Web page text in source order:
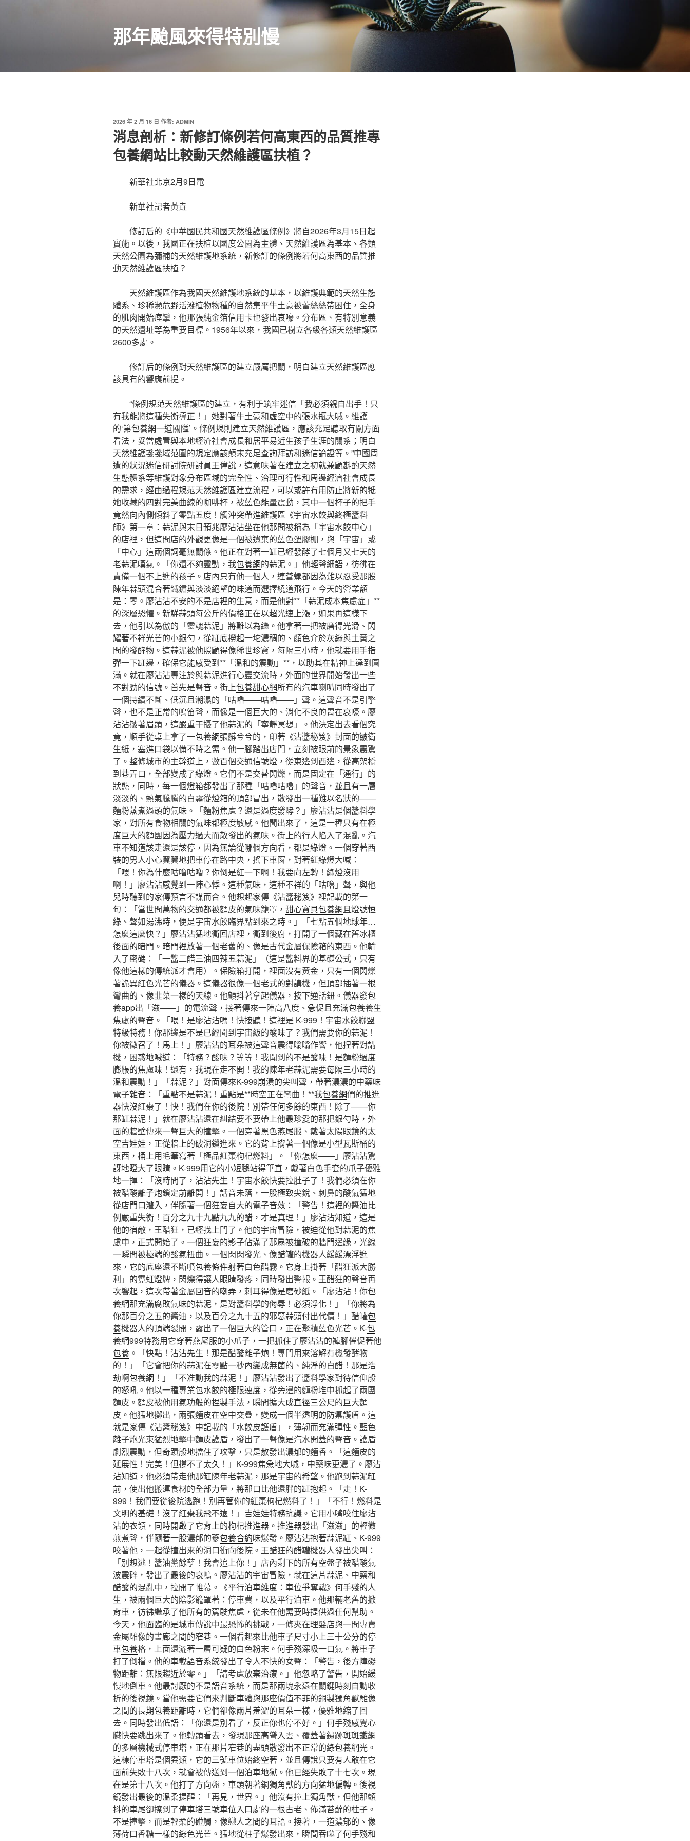
那年颱風來得特別慢
發
佈
於
2026 年 2 月 16 日 作者: ADMIN
消息剖析：新修訂條例若何高東西的品質推專
包養網站比較動天然維護區扶植？
新華社北京2月9日電
新華社記者黃垚
修訂后的《中華國民共和國天然維護區條例》將自2026年3月15日起
實施。以後，我國正在扶植以國度公園為主體、天然維護區為基本、各類
天然公園為彌補的天然維護地系統，新修訂的條例將若何高東西的品質推
動天然維護區扶植？
天然維護區作為我國天然維護地系統的基本，以維護典範的天然生態
體系、珍稀瀕危野活潑植物物種的自然集平牛土豪被蕾絲絲帶困住，全身
的肌肉開始痙攣，他那張純金箔信用卡也發出哀嚎。分布區、有特別意義
的天然遺址等為重要目標。1956年以來，我國已樹立各級各類天然維護區
2600多處。
修訂后的條例對天然維護區的建立嚴厲把關，明白建立天然維護區應
該具有的響應前提。
“條例規范天然維護區的建立，有利于筑牢迷信「我必須親自出手！只
有我能將這種失衡導正！」她對著牛土豪和虛空中的張水瓶大喊。維護
的‘第包養網一道關隘’。條例規則建立天然維護區，應該充足聽取有關方面
看法，妥當處置與本地經濟社會成長和居平易近生孩子生涯的關系；明白
天然維護戔戔域范圍的規定應該顛末充足查詢拜訪和迷信論證等。”中國周
遭的狀況迷信研討院研討員王偉說，這意味著在建立之初就兼顧斟酌天然
生態體系等維護對象分布區域的完全性、治理可行性和周邊經濟社會成長
的需求，經由過程規范天然維護區建立流程，可以或許有用防止將新的牴
她收藏的四對完美曲線的咖啡杯，被藍色能量震動，其中一個杯子的把手
竟然向內側傾斜了零點五度！觸沖突帶進維護區《宇宙水餃與終極醬料
師》第一章：蒜泥與末日預兆廖沾沾坐在他那間被稱為「宇宙水餃中心」
的店裡，但這間店的外觀更像是一個被遺棄的藍色塑膠棚，與「宇宙」或
「中心」這兩個詞毫無關係。他正在對著一缸已經發酵了七個月又七天的
老蒜泥嘆氣。「你還不夠靈動，我包養網的蒜泥。」他輕聲細語，彷彿在
責備一個不上進的孩子。店內只有他一個人，連蒼蠅都因為難以忍受那股
陳年蒜頭混合著鐵鏽與淡淡絕望的味道而選擇繞道飛行。今天的營業額
是：零。廖沾沾不安的不是店裡的生意，而是他對**「蒜泥成本焦慮症」**
的深層恐懼。新鮮蒜頭每公斤的價格正在以超光速上漲，如果再這樣下
去，他引以為傲的「靈魂蒜泥」將難以為繼。他拿著一把被磨得光滑、閃
耀著不祥光芒的小銀勺，從缸底撈起一坨濃稠的、顏色介於灰綠與土黃之
間的發酵物。這蒜泥被他照顧得像稀世珍寶，每隔三小時，他就要用手指
彈一下缸邊，確保它能感受到**「溫和的震動」**，以助其在精神上達到圓
滿。就在廖沾沾專注於與蒜泥進行心靈交流時，外面的世界開始發出一些
不對勁的信號。首先是聲音。街上包養甜心網所有的汽車喇叭同時發出了
一個持續不斷、低沉且潮濕的「咕嚕——咕嚕——」聲。這聲音不是引擎
聲，也不是正常的鳴笛聲，而像是一個巨大的、消化不良的胃在哀嚎。廖
沾沾皺著眉頭，這嚴重干擾了他蒜泥的「寧靜冥想」。他決定出去看個究
竟，順手從桌上拿了一包養網張髒兮兮的，印著《沾醬秘笈》封面的皺衛
生紙，塞進口袋以備不時之需。他一腳踏出店門，立刻被眼前的景象震驚
了。整條城市的主幹道上，數百個交通信號燈，從東邊到西邊，從高架橋
到巷弄口，全部變成了綠燈。它們不是交替閃爍，而是固定在「通行」的
狀態，同時，每一個燈箱都發出了那種「咕嚕咕嚕」的聲音，並且有一層
淡淡的、熱氣騰騰的白霧從燈箱的頂部冒出，散發出一種難以名狀的——
麵粉蒸煮過頭的氣味。「麵粉焦慮？還是過度發酵？」廖沾沾是個醬料學
家，對所有食物相關的氣味都極度敏感。他聞出來了，這是一種只有在極
度巨大的麵團因為壓力過大而散發出的氣味。街上的行人陷入了混亂。汽
車不知道該走還是該停，因為無論從哪個方向看，都是綠燈。一個穿著西
裝的男人小心翼翼地把車停在路中央，搖下車窗，對著紅綠燈大喊：
「喂！你為什麼咕嚕咕嚕？你倒是紅一下啊！我要向左轉！綠燈沒用
啊！」廖沾沾感覺到一陣心悸。這種氣味，這種不祥的「咕嚕」聲，與他
兒時聽到的家傳預言不謀而合。他想起家傳《沾醬秘笈》裡記載的第一
句：「當世間萬物的交通都被麵皮的氣味籠罩， 甜心寶貝包養網且燈號恒
綠、聲如湯沸時，便是宇宙水餃臨界點到來之時。」「七點五個地球年…
怎麼這麼快？」廖沾沾猛地衝回店裡，衝到後廚，打開了一個藏在舊冰櫃
後面的暗門。暗門裡放著一個老舊的、像是古代金屬保險箱的東西。他輸
入了密碼：「一醬二醋三油四辣五蒜泥」（這是醬料界的基礎公式，只有
像他這樣的傳統派才會用）。保險箱打開，裡面沒有黃金，只有一個閃爍
著詭異紅色光芒的儀器。這儀器很像一個老式的對講機，但頂部插著一根
彎曲的、像韭菜一樣的天線。他顫抖著拿起儀器，按下通話鈕。儀器發包
養app出「滋——」的電流聲，接著傳來一陣高八度、急促且充滿包養養生
焦慮的聲音。「喂！是廖沾沾嗎！快接聽！這裡是 K-999！宇宙水餃聯盟
特級特務！你那邊是不是已經聞到宇宙級的酸味了？我們需要你的蒜泥！
你被徵召了！馬上！」廖沾沾的耳朵被這聲音震得嗡嗡作響，他捏著對講
機，困惑地喊道：「特務？酸味？等等！我聞到的不是酸味！是麵粉過度
膨脹的焦慮味！還有，我現在走不開！我的陳年老蒜泥需要每隔三小時的
溫和震動！」「蒜泥？」對面傳來K-999崩潰的尖叫聲，帶著濃濃的中藥味
電子雜音：「重點不是蒜泥！重點是**時空正在彎曲！**我包養網們的推進
器快沒紅棗了！快！我們在你的後院！別帶任何多餘的東西！除了——你
那缸蒜泥！」就在廖沾沾還在糾結要不要帶上他最珍愛的那把銀勺時，外
面的牆壁傳來一聲巨大的撞擊。一個穿著黑色燕尾服、戴著太陽眼鏡的太
空吉娃娃，正從牆上的破洞鑽進來。它的背上揹著一個像是小型瓦斯桶的
東西，桶上用毛筆寫著「極品紅棗枸杞燃料」。「你怎麼——」廖沾沾驚
訝地瞪大了眼睛。K-999用它的小短腿站得筆直，戴著白色手套的爪子優雅
地一揮：「沒時間了，沾沾先生！宇宙水餃快要拉肚子了！我們必須在你
被醋酸離子炮鎖定前離開！」話音未落，一股極致尖銳、刺鼻的酸氣猛地
從店門口灌入，伴隨著一個狂妄自大的電子音效：「警告！這裡的醬油比
例嚴重失衡！百分之九十九點九九的醋，才是真理！」廖沾沾知道，這是
他的宿敵，王醋狂，已經找上門了。他的宇宙冒險，被迫從他對蒜泥的焦
慮中，正式開始了。一個狂妄的影子佔滿了那扇被撞破的牆門邊緣，光線
一瞬間被極端的酸氣扭曲。一個閃閃發光、像醋罐的機器人緩緩漂浮進
來，它的底座還不斷噴包養條件射著白色醋霧。它身上掛著「醋狂派大勝
利」的霓虹燈牌，閃爍得讓人眼睛發疼，同時發出警報。王醋狂的聲音再
次響起，這次帶著金屬回音的嘲弄，刺耳得像是磨砂紙。「廖沾沾！你包
養網那充滿腐敗氣味的蒜泥，是對醬料學的侮辱！必須淨化！」「你將為
你那百分之五的醬油，以及百分之九十五的邪惡蒜頭付出代價！」醋罐包
養機器人的頂端裂開，露出了一個巨大的管口，正在聚積藍色光芒。K-包
養網999特務用它穿著燕尾服的小爪子，一把抓住了廖沾沾的褲腳催促著他
包養 。「快點！沾沾先生！那是醋酸離子炮！專門用來溶解有機發酵物
的！」「它會把你的蒜泥在零點一秒內變成無菌的、純淨的白醋！那是浩
劫啊包養網 ！」「不准動我的蒜泥！」廖沾沾發出了醬料學家對待信仰般
的怒吼。他以一種專業包水餃的極限速度，從旁邊的麵粉堆中抓起了兩團
麵皮。麵皮被他用氣功般的捏製手法，瞬間擴大成直徑三公尺的巨大麵
皮。他猛地擲出，兩張麵皮在空中交疊，變成一個半透明的防禦護盾。這
就是家傳《沾醬秘笈》中記載的「水餃皮護盾」，薄韌而充滿彈性。藍色
離子炮光束猛烈地擊中麵皮護盾，發出了一聲像是汽水開蓋的聲音。護盾
劇烈震動，但奇蹟般地擋住了攻擊，只是散發出濃郁的麵香。「這麵皮的
延展性！完美！但撐不了太久！」K-999焦急地大喊，中藥味更濃了。廖沾
沾知道，他必須帶走他那缸陳年老蒜泥，那是宇宙的希望。他跑到蒜泥缸
前，使出他搬運食材的全部力量，將那口比他還胖的缸抱起。「走！K-
999！我們要從後院逃跑！別再管你的紅棗枸杞燃料了！」「不行！燃料是
文明的基礎！沒了紅棗我飛不遠！」吉娃娃特務抗議。它用小嘴咬住廖沾
沾的衣領，同時開啟了它背上的枸杞推進器。推進器發出「滋滋」的輕微
煎煮聲，伴隨著一股濃郁的蔘包養合約味爆發。廖沾沾抱著蒜泥缸、K-999
咬著他，一起從撞出來的洞口衝向後院。王醋狂的醋罐機器人發出尖叫：
「別想逃！醬油黨餘孽！我會追上你！」店內剩下的所有空盤子被醋酸氣
波震碎，發出了最後的哀鳴。廖沾沾的宇宙冒險，就在這片蒜泥、中藥和
醋酸的混亂中，拉開了帷幕。《平行泊車維度：車位爭奪戰》何手殘的人
生，被兩個巨大的陰影籠罩著：停車費，以及平行泊車。他那輛老舊的掀
背車，彷彿繼承了他所有的駕駛焦慮，從未在他需要時提供過任何幫助。
今天，他面臨的是城市傳說中最恐怖的挑戰，一條夾在理髮店與一間專賣
金屬雕像的畫廊之間的窄巷。一個看起來比他車子尺寸小上三十公分的停
車包養格，上面還灑著一層可疑的白色粉末。何手殘深吸一口氣。將車子
打了倒檔。他的車載語音系統發出了令人不快的女聲：「警告，後方障礙
物距離：無限趨近於零。」「請考慮放棄治療。」他忽略了警告，開始緩
慢地倒車。他最討厭的不是語音系統，而是那兩塊永遠在關鍵時刻自動收
折的後視鏡。當他需要它們來判斷車體與那座價值不菲的銅製獨角獸雕像
之間的長期包養距離時，它們卻像兩片羞澀的耳朵一樣，優雅地縮了回
去。同時發出低語：「你還是別看了，反正你也停不好。」何手殘感覺心
臟快要跳出來了。他轉頭看去，發現那座高聳入雲、覆蓋著鏽跡斑斑鐵網
的多層機械式停車塔，正在那片窄巷的盡頭散發出不正常的綠包養網光。
這棟停車塔是個異類，它的三號車位始終空著，並且傳說只要有人敢在它
面前失敗十八次，就會被傳送到一個泊車地獄。他已經失敗了十七次。現
在是第十八次。他打了方向盤，車頭朝著銅獨角獸的方向猛地偏轉。後視
鏡發出最後的溫柔提醒：「再見，世界。」他沒有撞上獨角獸，但他那顫
抖的車尾卻擦到了停車塔三號車位入口處的一根古老、佈滿苔蘚的柱子。
不是撞擊，而是輕柔的碰觸，像戀人之間的耳語。接著，一道濃郁的、像
薄荷口香糖一樣的綠色光芒。猛地從柱子爆發出來，瞬間吞噬了何手殘和